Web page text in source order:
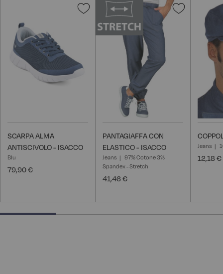
Aggiungi
alla
lista
SCARPA ALMA
ANTISCIVOLO - ISACCO
Blu
79,90 €
Aggiungi
desideri
PANTAGIAFFA CON
ELASTICO - ISACCO
Jeans
97% Cotone 3%
Spandex - Stretch
41,46 €
Jeans
12,18 €
25% completed